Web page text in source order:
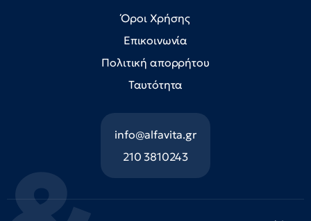
Όροι Χρήσης
Επικοινωνία
Πολιτική απορρήτου
Ταυτότητα
info@alfavita.gr
210 3810243